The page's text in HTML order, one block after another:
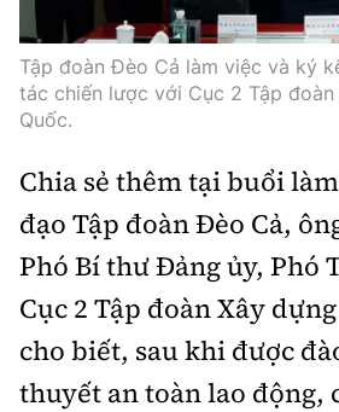
Tập đoàn Đèo Cả làm việc và ký
tác chiến lược với Cục 2 Tập đoàn
Quốc.
Chia sẻ thêm tại buổi
đạo Tập đoàn Đèo Cả,
Phó Bí thư Đảng ủy, Phó
Cục 2 Tập đoàn Xây
cho biết, sau khi được
thuyết an toàn lao động,